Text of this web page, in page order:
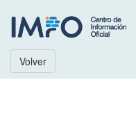
Volver